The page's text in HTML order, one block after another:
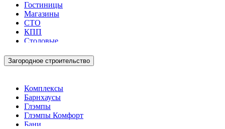
Гостиницы
Магазины
СТО
КПП
Столовые
Загородное строительство
Комплексы
Барнхаусы
Глэмпы
Глэмпы Комфорт
Бани